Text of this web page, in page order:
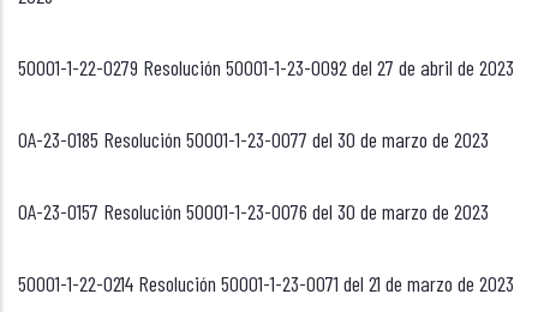
50001-1-22-0279 Resolución 50001-1-23-0092 del 27 de abril de 2023
OA-23-0185 Resolución 50001-1-23-0077 del 30 de marzo de 2023
OA-23-0157 Resolución 50001-1-23-0076 del 30 de marzo de 2023
50001-1-22-0214 Resolución 50001-1-23-0071 del 21 de marzo de 2023